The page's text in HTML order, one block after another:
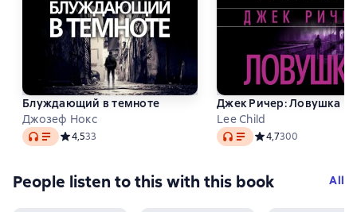
Блуждающий в темноте
Джозеф Нокс
Audio Средний рейтинг 4,5 на основе 33 оценок
4,533
Джек Ричер: Ловушка
Lee Child
Audio Средний рейтинг
4,7300
People listen to this with this book All